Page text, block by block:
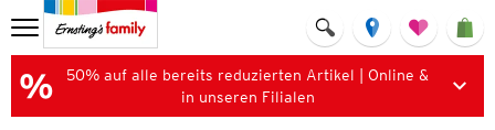
50% auf alle bereits reduzierten Artikel | Online &
in unseren Filialen